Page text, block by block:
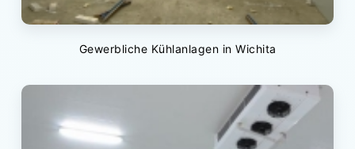
Gewerbliche Kühlanlagen in Wichita